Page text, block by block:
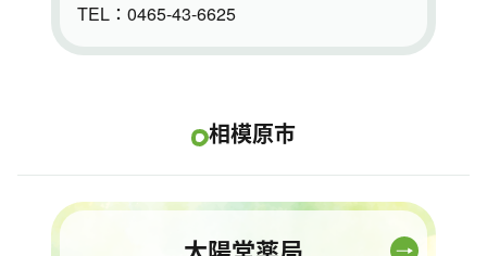
TEL：0465-43-6625
相模原市